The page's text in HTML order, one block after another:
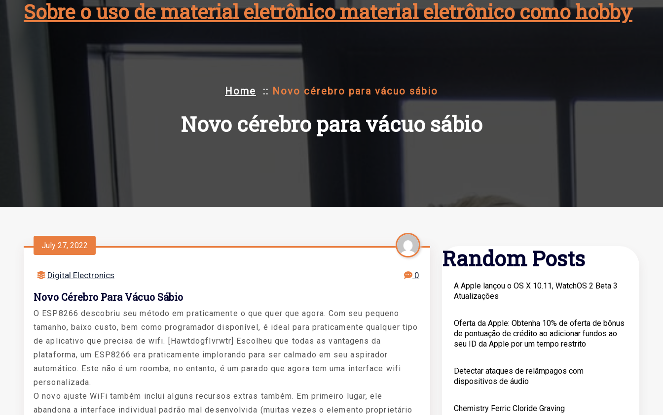
Sobre o uso de material eletrônico material eletrônico como hobby
Home :: Novo cérebro para vácuo sábio
Novo cérebro para vácuo sábio
July 27, 2022
Digital Electronics 0
Novo Cérebro Para Vácuo Sábio
O ESP8266 descobriu seu método em praticamente o que quer que agora. Com seu pequeno
tamanho, baixo custo, bem como programador disponível, é ideal para praticamente qualquer tipo
de aplicativo que precisa de wifi. [Hawtdogflvrwtr] Escolheu que todas as vantagens da
plataforma, um ESP8266 era praticamente implorando para ser calmado em seu aspirador
automático. Este não é um roomba, no entanto, é um parado que agora tem uma interface wifi
personalizada.
O novo ajuste WiFi também inclui alguns recursos extras também. Em primeiro lugar, ele
abandona a interface individual padrão mal desenvolvida (muitas vezes o elemento proprietário
Random Posts
A Apple lançou o OS X 10.11, WatchOS 2 Beta 3
Atualizações
Oferta da Apple: Obtenha 10% de oferta de bônus
de pontuação de crédito ao adicionar fundos ao
seu ID da Apple por um tempo restrito
Detectar ataques de relâmpagos com
dispositivos de áudio
Chemistry Ferric Cloride Graving